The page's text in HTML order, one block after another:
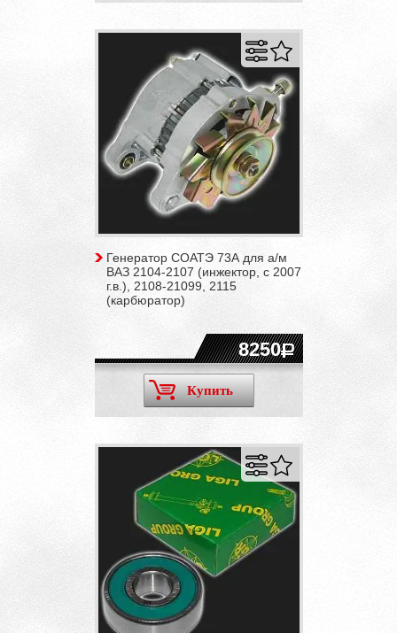
Генератор СОАТЭ 73А для а/м
ВАЗ 2104-2107 (инжектор, c 2007
г.в.), 2108-21099, 2115
(карбюратор)
8250
Купить